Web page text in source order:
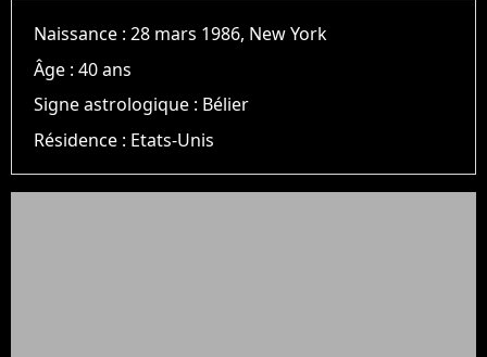
Naissance :28 mars 1986, New York
Âge :40 ans
Signe astrologique : Bélier
Résidence : Etats-Unis